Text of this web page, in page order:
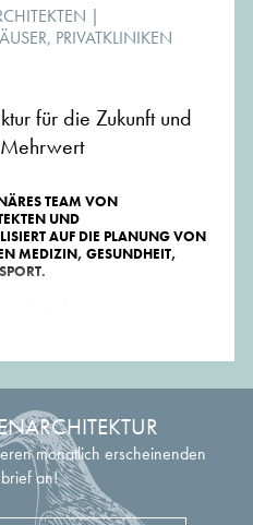
|
PRIVATKLINIKEN
für die Zukunft und
TEAM VON
UND
AUF DIE PLANUNG VON
MEDIZIN, GESUNDHEIT,
von
Anforderungen mit
Architektur. Wir realisieren
erfolgreichen, intensiven
Kunden.monatlich erscheinenden
an!